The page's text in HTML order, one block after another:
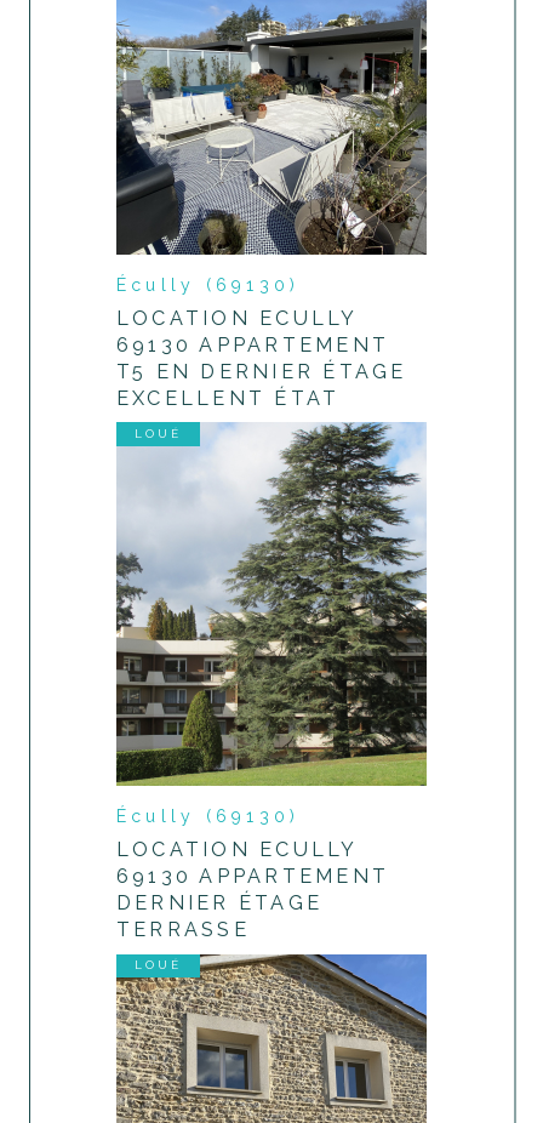
Écully (69130)
LOCATION ECULLY
69130 APPARTEMENT
T5 EN DERNIER ÉTAGE
EXCELLENT ÉTAT
LOUÉ
Écully (69130)
LOCATION ECULLY
69130 APPARTEMENT
DERNIER ÉTAGE
TERRASSE
LOUÉ